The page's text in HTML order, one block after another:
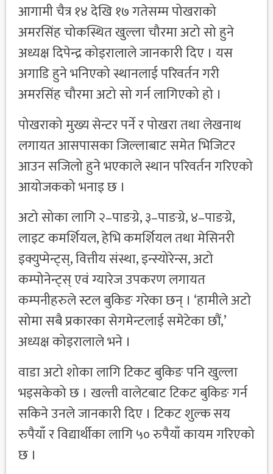
आगामी चैत्र १४ देखि १७ गतेसम्म पोखराको
अमरसिंह चोकस्थित खुल्ला चौरमा अटो सो हुने
अध्यक्ष दिपेन्द्र कोइरालाले जानकारी दिए । यस
अगाडि हुने भनिएको स्थानलाई परिवर्तन गरी
अमरसिंह चौरमा अटो सो गर्न लागिएको हो ।
पोखराको मुख्य सेन्टर पर्ने र पोखरा तथा लेखनाथ
लगायत आसपासका जिल्लाबाट समेत भिजिटर
आउन सजिलो हुने भएकाले स्थान परिवर्तन गरिएको
आयोजकको भनाइ छ ।
अटो सोका लागि २–पाङग्रे, ३–पाङग्रे, ४–पाङग्रे,
लाइट कमर्शियल, हेभि कमर्शियल तथा मेसिनरी
इक्युप्मेन्ट्स्, वित्तीय संस्था, इन्स्योरेन्स, अटो
कम्पोनेन्ट्स् एवं ग्यारेज उपकरण लगायत
कम्पनीहरुले स्टल बुकिङ गरेका छन् । ‘हामीले अटो
सोमा सबै प्रकारका सेगमेन्टलाई समेटेका छौं,’
अध्यक्ष कोइरालाले भने ।
वाडा अटो शोका लागि टिकट बुकिङ पनि खुल्ला
भइसकेको छ । खल्ती वालेटबाट टिकट बुकिङ गर्न
सकिने उनले जानकारी दिए । टिकट शुल्क सय
रुपैयाँ र विद्यार्थीका लागि ५० रुपैयाँ कायम गरिएको
छ ।